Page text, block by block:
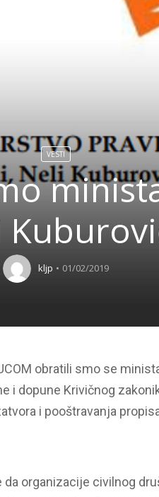
VESTI
kljp 01/02/2019
obratili smo se
i dopune Krivičnog
i pooštravanja
organizacije civilnog